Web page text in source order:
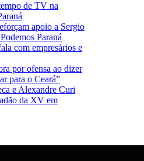
de TV na
apoio a Sergio
Paraná
com empresários e
por ofensa ao dizer
para o Ceará”
e Alexandre Curi
da XV em